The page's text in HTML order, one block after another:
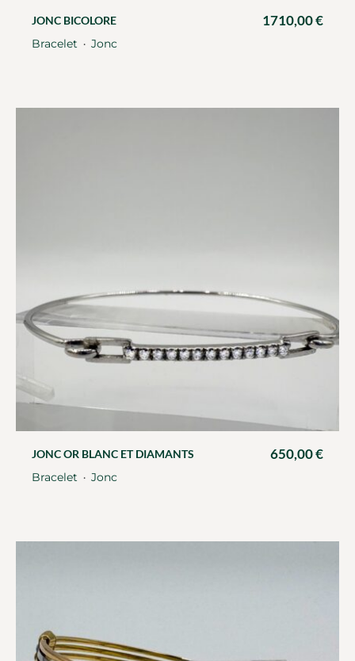
JONC BICOLORE 1710,00€
Bracelet ・ Jonc
JONC OR BLANC ET DIAMANTS 650,00€
Bracelet ・ Jonc